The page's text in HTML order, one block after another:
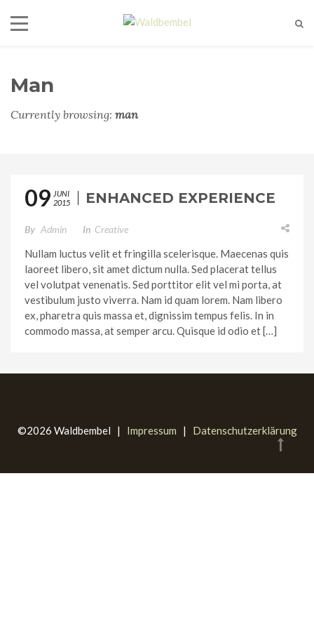
Man
Currently browsing: man
09 JUNI
2015
ENHANCED EXPERIENCE
By Admin In Creative
Nullam luctus velit et fringilla scelerisque. Maecenas quis
laoreet libero, sit amet dictum nulla. Sed placerat tellus
vel volutpat venenatis. Sed porttitor elit vel mi porta, at
vestibulum justo viverra. Nam id quam lorem. Nam libero
ex, pharetra quis massa et, dignissim tempus felis. In in
commodo massa, at semper arcu. Quisque id odio et […]
©2026 Waldbembel | Impressum | Datenschutzerklärung